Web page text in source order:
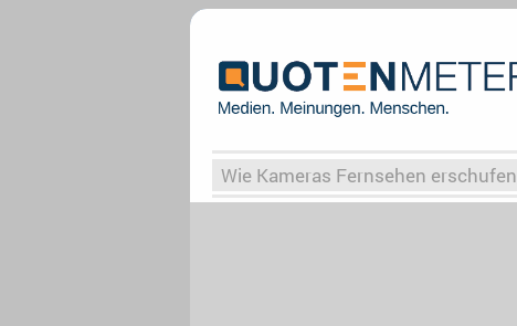
Wie Kameras Fernsehen erschufen